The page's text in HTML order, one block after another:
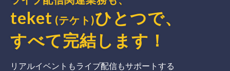
teket (テケト)ひとつで、
すべて完結 します ！
リアルイベントもライブ配信もサポートする